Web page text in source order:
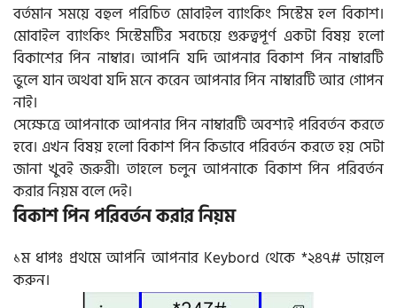
বর্তমান সময়ে বহুল পরিচিত মোবাইল ব্যাংকিং সিস্টেম হল বিকাশ।
মোবাইল ব্যাংকিং সিস্টেমটির সবচেয়ে গুরুত্বপূর্ণ একটা বিষয় হলো
বিকাশের পিন নাম্বার। আপনি যদি আপনার বিকাশ পিন নাম্বারটি
ভুলে যান অথবা যদি মনে করেন আপনার পিন নাম্বারটি আর গোপন
নাই।
সেক্ষেত্রে আপনাকে আপনার পিন নাম্বারটি অবশ্যই পরিবর্তন করতে
হবে। এখন বিষয় হলো বিকাশ পিন কিভাবে পরিবর্তন করতে হয় সেটা
জানা খুবই জরুরী। তাহলে চলুন আপনাকে বিকাশ পিন পরিবর্তন
করার নিয়ম বলে দেই।
বিকাশ পিন পরিবর্তন করার নিয়ম
১ম ধাপঃ প্রথমে আপনি আপনার Keybord থেকে *২৪৭# ডায়েল
করুন।